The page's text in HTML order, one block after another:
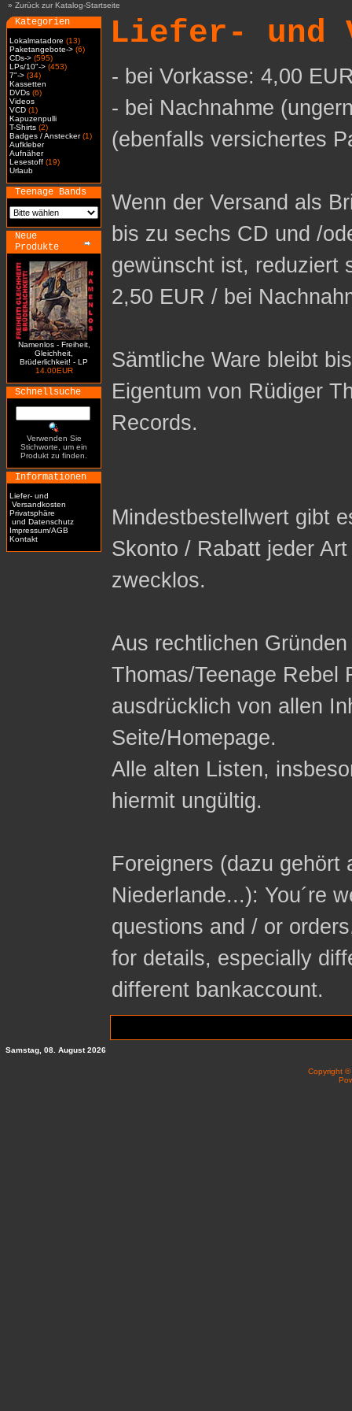
» Zurück zur Katalog-Startseite
Kategorien
Lokalmatadore (13)
Paketangebote-> (6)
CDs-> (595)
LPs/10"-> (453)
7"-> (34)
Kassetten
DVDs (6)
Videos
VCD (1)
Kapuzenpulli
T-Shirts (2)
Badges / Anstecker(1)
Aufkleber
Aufnäher
Lesestoff (19)
Urlaub
Teenage Bands
Neue
Produkte
Namenlos - Freiheit,
Gleichheit,
Brüderlichkeit! - LP
14.00EUR
Schnellsuche
Verwenden Sie
Stichworte, um ein
Produkt zu finden.
Informationen
Liefer- und
Versandkosten
Privatsphäre
und Datenschutz
Impressum/AGB
Kontakt
Liefer- und
- bei Vorkasse: 4,00
- bei Nachnahme
(ebenfalls versichertes
Wenn der Versand als
bis zu sechs CD und /
gewünscht ist, reduziert
2,50 EUR / bei
Sämtliche Ware bleibt
Eigentum von Rüdiger
Records.
Mindestbestellwert gibt
Skonto / Rabatt jeder
zwecklos.
Aus rechtlichen
Thomas/Teenage Rebel
ausdrücklich von allen
Seite/Homepage.
Alle alten Listen,
hiermit ungültig.
Foreigners (dazu gehört
Niederlande...): You´re
questions and / or
for details, especially
different bankaccount.
Samstag, 08. August 2026
Copyright